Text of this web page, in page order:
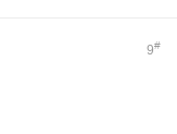
9#